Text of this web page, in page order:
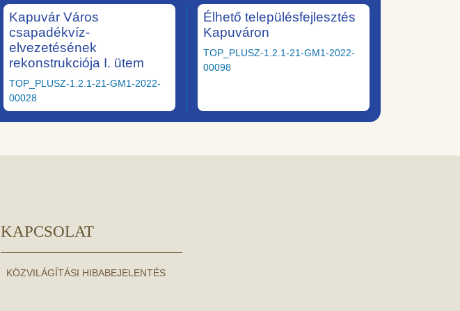
Kapuvár Város
csapadékvíz-
elvezetésének
rekonstrukciója I. ütem
TOP_PLUSZ-1.2.1-21-GM1-2022-
00028
Élhető településfejlesztés
Kapuváron
TOP_PLUSZ-1.2.1-21-GM1-2022-
00098
KAPCSOLAT
KÖZVILÁGÍTÁSI HIBABEJELENTÉS